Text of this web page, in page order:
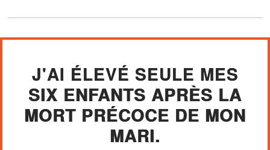
J'AI ÉLEVÉ SEULE MES
SIX ENFANTS APRÈS LA
MORT PRÉCOCE DE MON
MARI.